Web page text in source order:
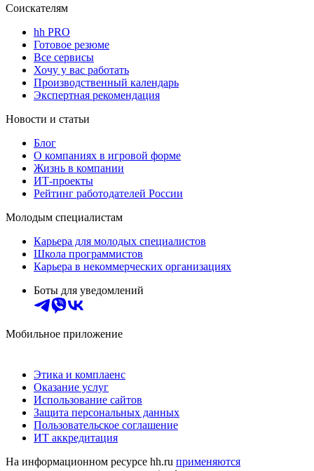
Соискателям
hh PRO
Готовое резюме
Все сервисы
Хочу у вас работать
Производственный календарь
Экспертная рекомендация
Новости и статьи
Блог
О компаниях в игровой форме
Жизнь в компании
ИТ-проекты
Рейтинг работодателей России
Молодым специалистам
Карьера для молодых специалистов
Школа программистов
Карьера в некоммерческих организациях
Боты для уведомлений
Мобильное приложение
Этика и комплаенс
Оказание услуг
Использование сайтов
Защита персональных данных
Пользовательское соглашение
ИТ аккредитация
На информационном ресурсе hh.ru применяются